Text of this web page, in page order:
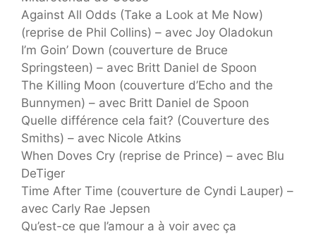
Against All Odds (Take a Look at Me Now)
(reprise de Phil Collins) – avec Joy Oladokun
I’m Goin’ Down (couverture de Bruce
Springsteen) – avec Britt Daniel de Spoon
The Killing Moon (couverture d’Echo and the
Bunnymen) – avec Britt Daniel de Spoon
Quelle différence cela fait? (Couverture des
Smiths) – avec Nicole Atkins
When Doves Cry (reprise de Prince) – avec Blu
DeTiger
Time After Time (couverture de Cyndi Lauper) –
avec Carly Rae Jepsen
Qu’est-ce que l’amour a à voir avec ça